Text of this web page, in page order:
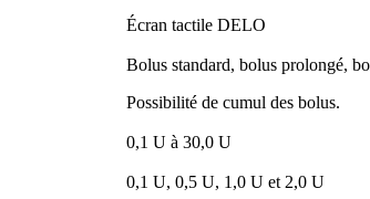
Écran tactile DELO
Bolus standard, bolus prolongé,
Possibilité de cumul des bolus.
0,1 U à 30,0 U
0,1 U, 0,5 U, 1,0 U et 2,0 U